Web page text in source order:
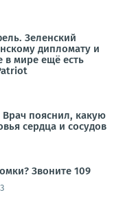
Зеленский
дипломату и
в мире ещё есть
пояснил, какую
сердца и сосудов
Звоните 109